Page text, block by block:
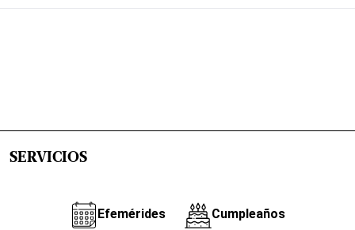
SERVICIOS
Efemérides Cumpleaños